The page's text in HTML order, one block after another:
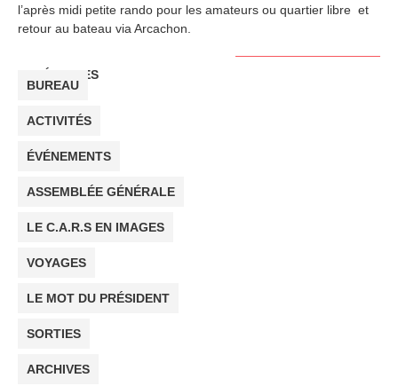
l’après midi petite rando pour les amateurs ou quartier libre et
retour au bateau via Arcachon.
CATÉGORIES
BUREAU
ACTIVITÉS
ÉVÉNEMENTS
ASSEMBLÉE GÉNÉRALE
LE C.A.R.S EN IMAGES
VOYAGES
LE MOT DU PRÉSIDENT
SORTIES
ARCHIVES